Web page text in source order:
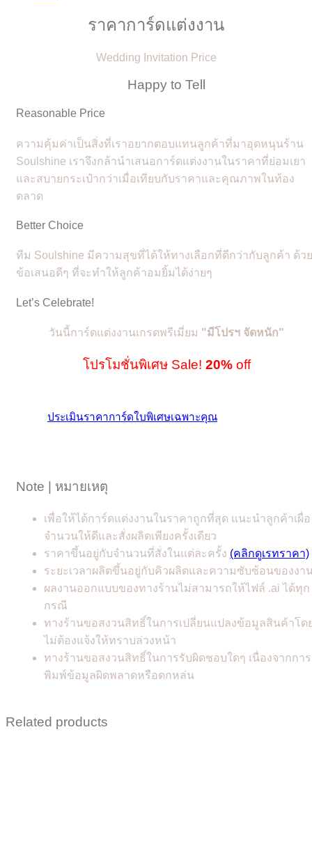
ราคาการ์ดแต่งงาน
Wedding Invitation Price
Happy to Tell
Reasonable Price
ความคุ้มค่าเป็นสิ่งที่เราอยากตอบแทนลูกค้าที่มาอุดหนุนร้าน
Soulshine เราจึงกล้านำเสนอการ์ดแต่งงานในราคาที่ย่อมเยา
และสบายกระเป๋ากว่าเมื่อเทียบกับราคาและคุณภาพในท้อง
ตลาด
Better Choice
ทีม Soulshine มีความสุขที่ได้ให้ทางเลือกที่ดีกว่ากับลูกค้า ด้วย
ข้อเสนอดีๆ ที่จะทำให้ลูกค้าอมยิ้มได้ง่ายๆ
Let’s Celebrate!
วันนี้การ์ดแต่งงานเกรดพรีเมี่ยม "มีโปรฯ จัดหนัก"
โปรโมชั่นพิเศษ Sale! 20% off
ประเมินราคาการ์ดใบพิเศษเฉพาะคุณ
Note | หมายเหตุ
เพื่อให้ได้การ์ดแต่งงานในราคาถูกที่สุด แนะนำลูกค้าเผื่อ
จำนวนให้ดีและสั่งผลิตเพียงครั้งเดียว
ราคาขึ้นอยู่กับจำนวนที่สั่งในแต่ละครั้ง (คลิกดูเรทราคา)
ระยะเวลาผลิตขึ้นอยู่กับคิวผลิตและความซับซ้อนของงา
ผลงานออกแบบของทางร้านไม่สามารถให้ไฟล์ .ai ได้ทุก
กรณี
ทางร้านขอสงวนสิทธิ์ในการเปลี่ยนแปลงข้อมูลสินค้าโด
ไม่ต้องแจ้งให้ทราบล่วงหน้า
ทางร้านขอสงวนสิทธิ์ในการรับผิดชอบใดๆ เนื่องจากการ
พิมพ์ข้อมูลผิดพลาดหรือตกหล่น
Related products